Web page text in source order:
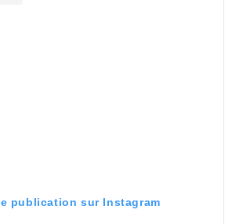
publication sur Instagram